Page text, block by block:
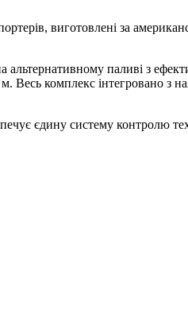
виготовлені за
паливі з
Весь комплекс інтегровано з
єдину систему контролю